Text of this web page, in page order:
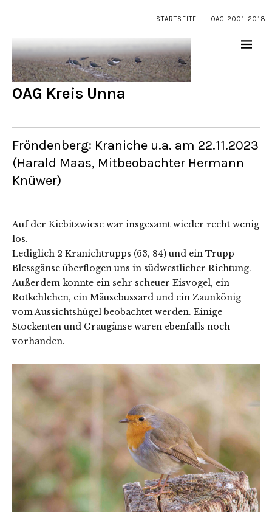
STARTSEITE OAG 2001-2018
OAG Kreis Unna
Fröndenberg: Kraniche u.a. am 22.11.2023
(Harald Maas, Mitbeobachter Hermann
Knüwer)
Auf der Kiebitzwiese war insgesamt wieder recht wenig
los.
Lediglich 2 Kranichtrupps (63, 84) und ein Trupp
Blessgänse überflogen uns in südwestlicher Richtung.
Außerdem konnte ein sehr scheuer Eisvogel, ein
Rotkehlchen, ein Mäusebussard und ein Zaunkönig
vom Aussichtshügel beobachtet werden. Einige
Stockenten und Graugänse waren ebenfalls noch
vorhanden.